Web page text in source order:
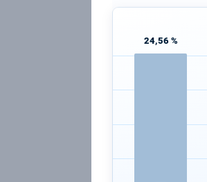
24,56 %